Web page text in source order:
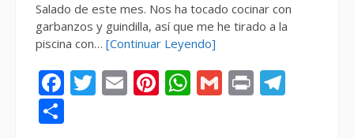
Salado de este mes. Nos ha tocado cocinar con
garbanzos y guindilla, así que me he tirado a la
piscina con… [Continuar Leyendo]
Facebook
Twitter
EmailPinterest
WhatsApp
Gmail
Print